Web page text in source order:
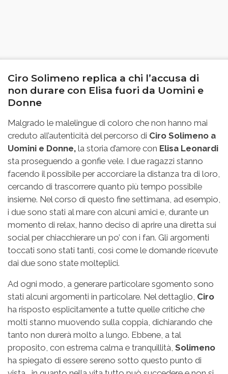
Ciro Solimeno replica a chi l’accusa di
non durare con Elisa fuori da Uomini e
Donne
Malgrado le malelingue di coloro che non hanno mai
creduto all’autenticità del percorso di Ciro Solimeno a
Uomini e Donne, la storia d’amore con Elisa Leonardi
sta proseguendo a gonfie vele. I due ragazzi stanno
facendo il possibile per accorciare la distanza tra di loro,
cercando di trascorrere quanto più tempo possibile
insieme. Nel corso di questo fine settimana, ad esempio,
i due sono stati al mare con alcuni amici e, durante un
momento di relax, hanno deciso di aprire una diretta sui
social per chiacchierare un po’ con i fan. Gli argomenti
toccati sono stati tanti, così come le domande ricevute
dai due sono state molteplici.
Ad ogni modo, a generare particolare sgomento sono
stati alcuni argomenti in particolare. Nel dettaglio, Ciro
ha risposto esplicitamente a tutte quelle critiche che
molti stanno muovendo sulla coppia, dichiarando che
tanto non durerà molto a lungo. Ebbene, a tal
proposito, con estrema calma e tranquillità, Solimeno
ha spiegato di essere sereno sotto questo punto di